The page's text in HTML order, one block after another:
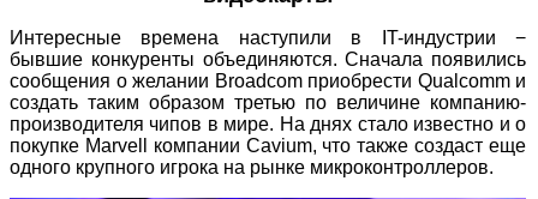
Интересные времена наступили в IT-индустрии −
бывшие конкуренты объединяются. Сначала появились
сообщения о желании Broadcom приобрести Qualcomm и
создать таким образом третью по величине компанию-
производителя чипов в мире. На днях стало известно и о
покупке Marvell компании Cavium, что также создаст еще
одного крупного игрока на рынке микроконтроллеров.